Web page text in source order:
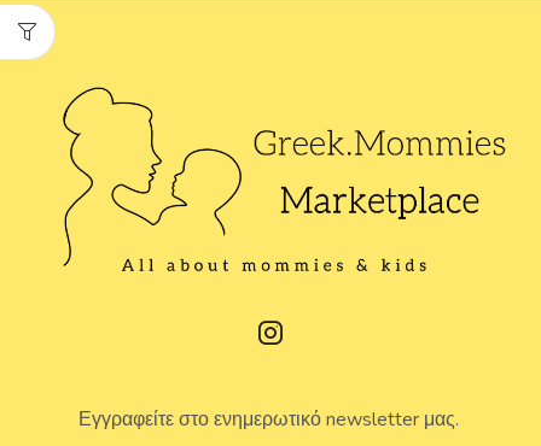
Εγγραφείτε στο ενημερωτικό newsletter μας.